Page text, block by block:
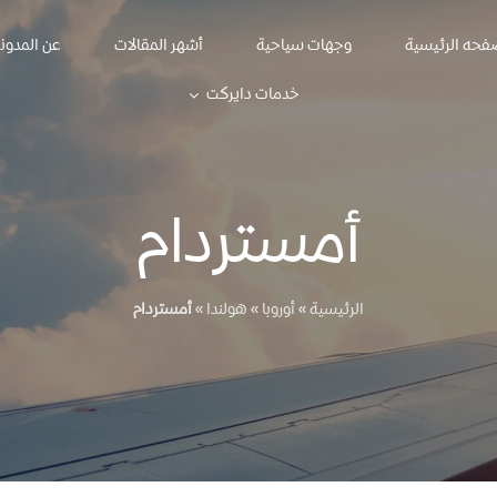
الرئيسية وجهات سياحية أشهر المقالات
عن
خدمات دايركت
أمستردام
الرئيسية»أوروبا»هولندا»أمستردام